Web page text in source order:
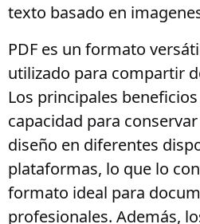
texto basado en
PDF es un formato
utilizado para compartir
Los principales
capacidad para
diseño en diferentes
plataformas, lo que lo
formato ideal para
profesionales. Además,